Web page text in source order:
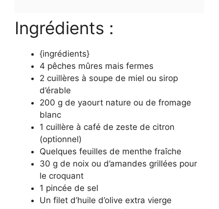
Ingrédients :
{ingrédients}
4 pêches mûres mais fermes
2 cuillères à soupe de miel ou sirop
d’érable
200 g de yaourt nature ou de fromage
blanc
1 cuillère à café de zeste de citron
(optionnel)
Quelques feuilles de menthe fraîche
30 g de noix ou d’amandes grillées pour
le croquant
1 pincée de sel
Un filet d’huile d’olive extra vierge